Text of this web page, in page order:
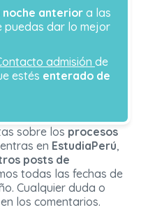
noche anterior a las
puedas dar lo mejor
admisión de
estés enterado de
sobre los procesos
en EstudiaPerú,
posts de
todas las fechas de
Cualquier duda o
los comentarios.